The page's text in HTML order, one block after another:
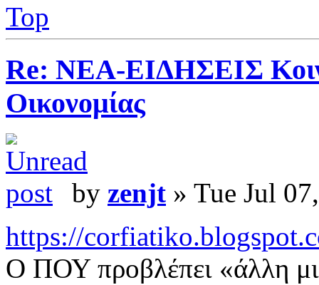
Top
Re: ΝΕΑ-ΕΙΔΗΣΕΙΣ
Οικονομίας
by zenjt » Tue Jul
https://
Ο ΠΟΥ προβλέπει «άλλη